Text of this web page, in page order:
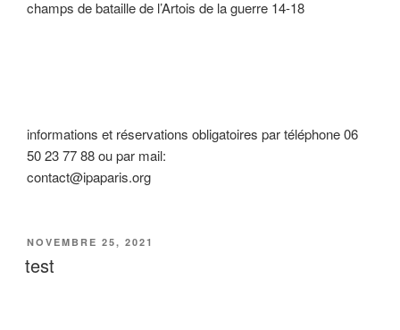
champs de bataille de l’Artois de la guerre 14-18
informations et réservations obligatoires par téléphone 06
50 23 77 88 ou par mail:
contact@ipaparis.org
PUBLIÉ
LE
NOVEMBRE 25, 2021
test